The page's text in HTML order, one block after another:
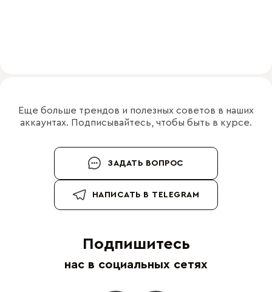
Еще больше трендов и полезных советов в наших
аккаунтах. Подписывайтесь, чтобы быть в курсе.
ЗАДАТЬ ВОПРОС
НАПИСАТЬ В TELEGRAM
Подпишитесь
нас в социальных сетях